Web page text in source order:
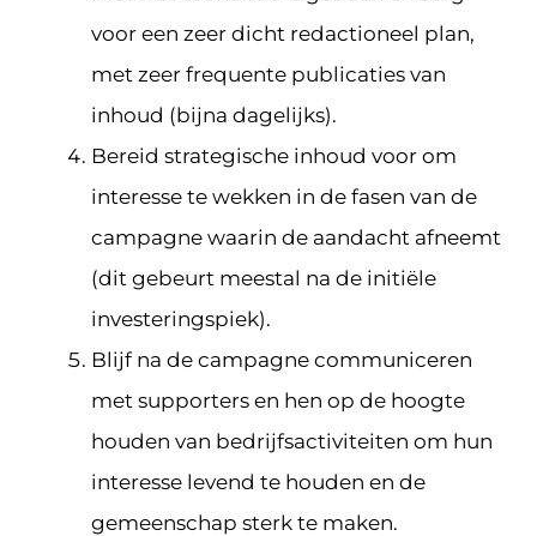
voor een zeer dicht redactioneel plan,
met zeer frequente publicaties van
inhoud (bijna dagelijks).
Bereid strategische inhoud voor om
interesse te wekken in de fasen van de
campagne waarin de aandacht afneemt
(dit gebeurt meestal na de initiële
investeringspiek).
Blijf na de campagne communiceren
met supporters en hen op de hoogte
houden van bedrijfsactiviteiten om hun
interesse levend te houden en de
gemeenschap sterk te maken.